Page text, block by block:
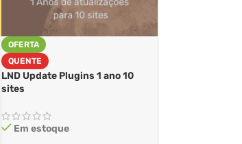
OFERTA
QUENTE
LND Update Plugins 1 ano 10
sites
Em estoque